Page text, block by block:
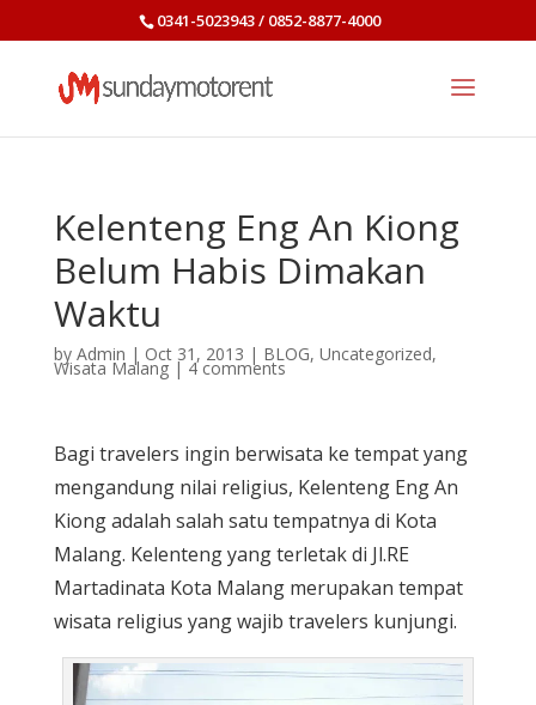
0341-5023943 / 0852-8877-4000
Kelenteng Eng An Kiong
Belum Habis Dimakan
Waktu
by Admin | Oct 31, 2013 | BLOG, Uncategorized,
Wisata Malang| 4 comments
Bagi travelers ingin berwisata ke tempat yang
mengandung nilai religius, Kelenteng Eng An
Kiong adalah salah satu tempatnya di Kota
Malang. Kelenteng yang terletak di Jl.RE
Martadinata Kota Malang merupakan tempat
wisata religius yang wajib travelers kunjungi.